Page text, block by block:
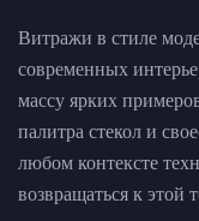
Витражи в стиле
современных
массу ярких
палитра стекол и
любом контексте
возвращаться к этой